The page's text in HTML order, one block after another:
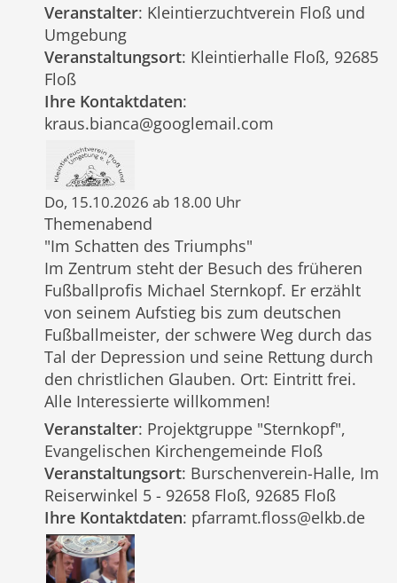
Veranstalter: Kleintierzuchtverein Floß und
Umgebung
Veranstaltungsort: Kleintierhalle Floß, 92685
Floß
Ihre Kontaktdaten:
kraus.bianca@googlemail.com
Do, 15.10.2026 ab 18.00 Uhr
Themenabend
"Im Schatten des Triumphs"
Im Zentrum steht der Besuch des früheren
Fußballprofis Michael Sternkopf. Er erzählt
von seinem Aufstieg bis zum deutschen
Fußballmeister, der schwere Weg durch das
Tal der Depression und seine Rettung durch
den christlichen Glauben. Ort: Eintritt frei.
Alle Interessierte willkommen!
Veranstalter: Projektgruppe "Sternkopf",
Evangelischen Kirchengemeinde Floß
Veranstaltungsort: Burschenverein-Halle, Im
Reiserwinkel 5 - 92658 Floß, 92685 Floß
Ihre Kontaktdaten: pfarramt.floss@elkb.de